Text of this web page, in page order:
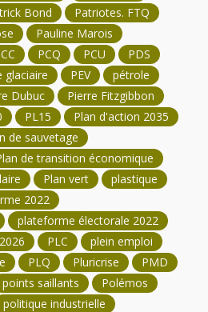
Bond
Patriotes. FTQ
Pauline Marois
PCQ PCU
PDS
glaciaire PEV
pétrole
Dubuc
Pierre Fitzgibbon
PL15
Plan d'action 2035
de sauvetage
de transition économique
Plan vert
plastique
2022
plateforme électorale 2022
PLC
plein emploi
PLQ Pluricrise
PMD
points saillants
Polémos
politique industrielle